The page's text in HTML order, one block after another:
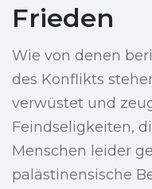
Frieden
Wie von denen
des Konflikts
verwüstet und
Feindseligkeiten,
Menschen leider
palästinensische